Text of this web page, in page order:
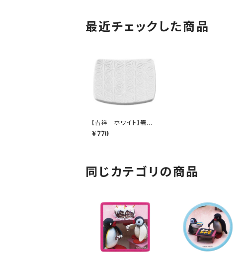
最近チェックした商品
【吉祥 ホワイト】箸置
き(麻の葉)【YMK160】
YMK161-402
¥770
同じカテゴリの商品